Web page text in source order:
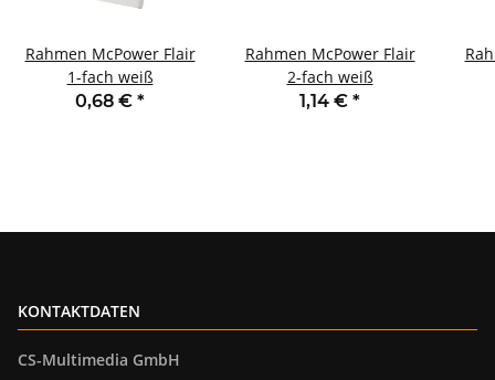
Rahmen McPower Flair
1-fach weiß
0,68 € *
Rahmen McPower Flair
2-fach weiß
1,14 € *
KONTAKTDATEN
CS-Multimedia GmbH